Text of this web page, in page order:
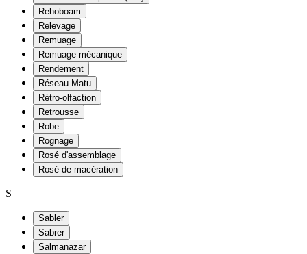
Rehoboam
Relevage
Remuage
Remuage mécanique
Rendement
Réseau Matu
Rétro-olfaction
Retrousse
Robe
Rognage
Rosé d'assemblage
Rosé de macération
S
Sabler
Sabrer
Salmanazar